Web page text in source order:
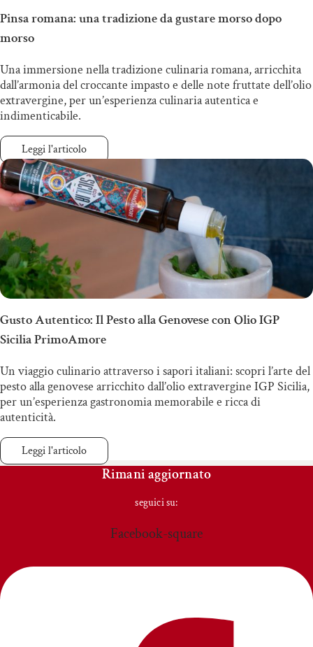
Pinsa romana: una tradizione da gustare morso dopo
morso
Una immersione nella tradizione culinaria romana, arricchita
dall’armonia del croccante impasto e delle note fruttate dell’olio
extravergine, per un’esperienza culinaria autentica e
indimenticabile.
Leggi l'articolo
Gusto Autentico: Il Pesto alla Genovese con Olio IGP
Sicilia PrimoAmore
Un viaggio culinario attraverso i sapori italiani: scopri l’arte del
pesto alla genovese arricchito dall’olio extravergine IGP Sicilia,
per un’esperienza gastronomia memorabile e ricca di
autenticità.
Leggi l'articolo
Rimani aggiornato
seguici su:
Facebook-square